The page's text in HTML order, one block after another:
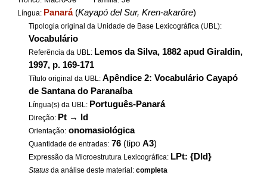
Língua: Panará(Kayapó del Sur, Kren-akarôre)
Tipologia original da Unidade de Base Lexicográfica (UBL):
Vocabulário
Referência da UBL: Lemos da Silva, 1882 apud Giraldin,
1997, p. 169-171
Título original da UBL:Apêndice 2: Vocabulário Cayapó
de Santana do Paranaíba
Língua(s) da UBL: Português-Panará
Direção: Pt → Id
Orientação: onomasiológica
Quantidade de entradas: 76 (tipoA3)
Expressão da Microestrutura Lexicográfica: LPt: {DId}
Status da análise deste material:completa